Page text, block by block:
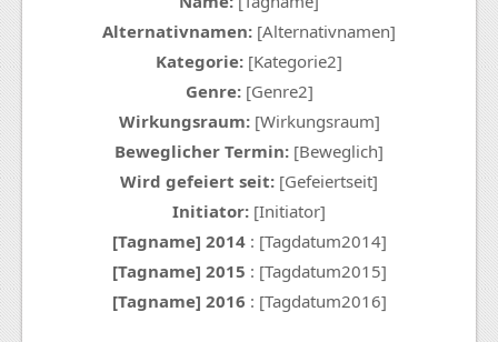
Alternativnamen: [Alternativnamen]
Kategorie: [Kategorie2]
Genre:[Genre2]
Wirkungsraum:[Wirkungsraum]
Beweglicher Termin: [Beweglich]
Wird gefeiert seit: [Gefeiertseit]
Initiator: [Initiator]
[Tagname] 2014 : [Tagdatum2014]
[Tagname] 2015 : [Tagdatum2015]
[Tagname] 2016 : [Tagdatum2016]